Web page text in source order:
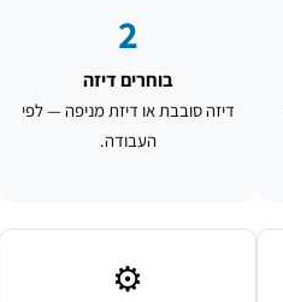
2
בוחרים דיזה
דיזה סובבת או דיזת מניפה — לפי
העבודה.
⚙️